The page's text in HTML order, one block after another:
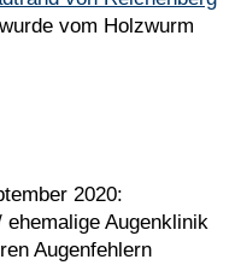
vom Holzwurm
2020:
Augenklinik
Augenfehlern